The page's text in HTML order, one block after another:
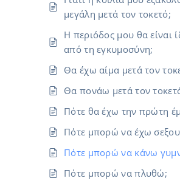
μεγάλη μετά τον τοκετό;
Η περιόδος μου θα είναι
από τη εγκυμοσύνη;
Θα έχω αίμα μετά τον
Θα πονάω μετά τον
Πότε θα έχω την πρώτη
Πότε μπορώ να έχω
Πότε μπορώ να κάνω
Πότε μπορώ να πλυθώ;